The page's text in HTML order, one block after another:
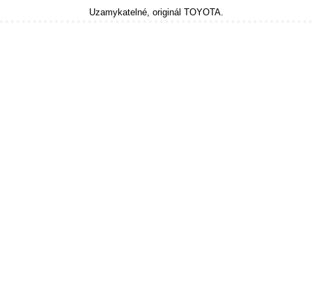
Uzamykatelné, originál TOYOTA.